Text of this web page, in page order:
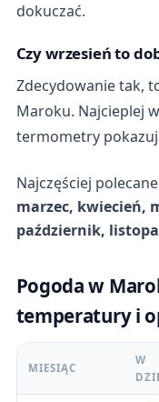
dokuczać.
Czy wrzesień to
Zdecydowanie tak,
Maroku. Najcieplej
termometry
Najczęściej
marzec, kwiecień,
październik,
Pogoda w
temperatury i
MIESIĄC
W